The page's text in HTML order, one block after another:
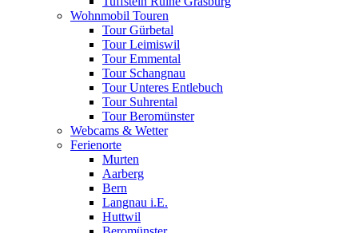
Wohnmobil Touren
Tour Gürbetal
Tour Leimiswil
Tour Emmental
Tour Schangnau
Tour Unteres Entlebuch
Tour Suhrental
Tour Beromünster
Webcams & Wetter
Ferienorte
Murten
Aarberg
Bern
Langnau i.E.
Huttwil